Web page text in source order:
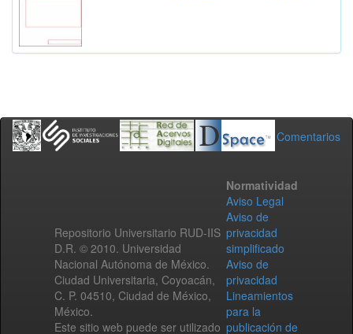
Comentarios
Repositorio Universitario RUD-IIS
D.R. © 2010. Universidad
Nacional Autónoma de México.
Ciudad Universitaria, Coyoacán,
C. P. 04510, Ciudad de México,
México.
Este sitio web puede ser utilizado
Normatividad
Aviso Legal
Aviso de
privacidad
simplificado
Aviso de
privacidad
Lineamientos
para la
publicación de